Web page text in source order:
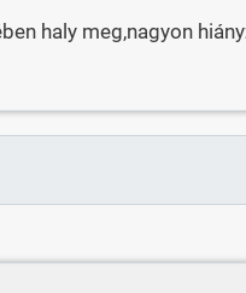
haly meg,nagyon